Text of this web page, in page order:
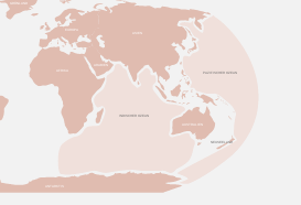
AFRIKA
AUSTRALIEN
GRÖNLAND
ARABIEN
NEUSEELAND
PAZIFISCHER OZEAN
ANTARKTIS
INDISCHER OZEAN